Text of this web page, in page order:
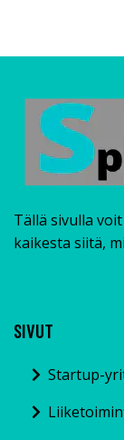
Tällä sivulla
kaikesta siitä,
SIVUT
Startup-